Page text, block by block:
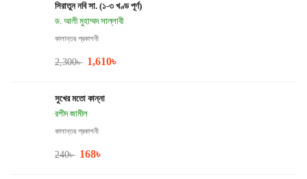
সিরাতুন নবি সা. (১-৩ খণ্ড পূর্ণ)
ড. আলী মুহাম্মদ সাল্লাবী
কালান্তর প্রকাশনী
2,300৳ 1,610৳
সুখের মতো কান্না
রশীদ জামীল
কালান্তর প্রকাশনী
240৳ 168৳